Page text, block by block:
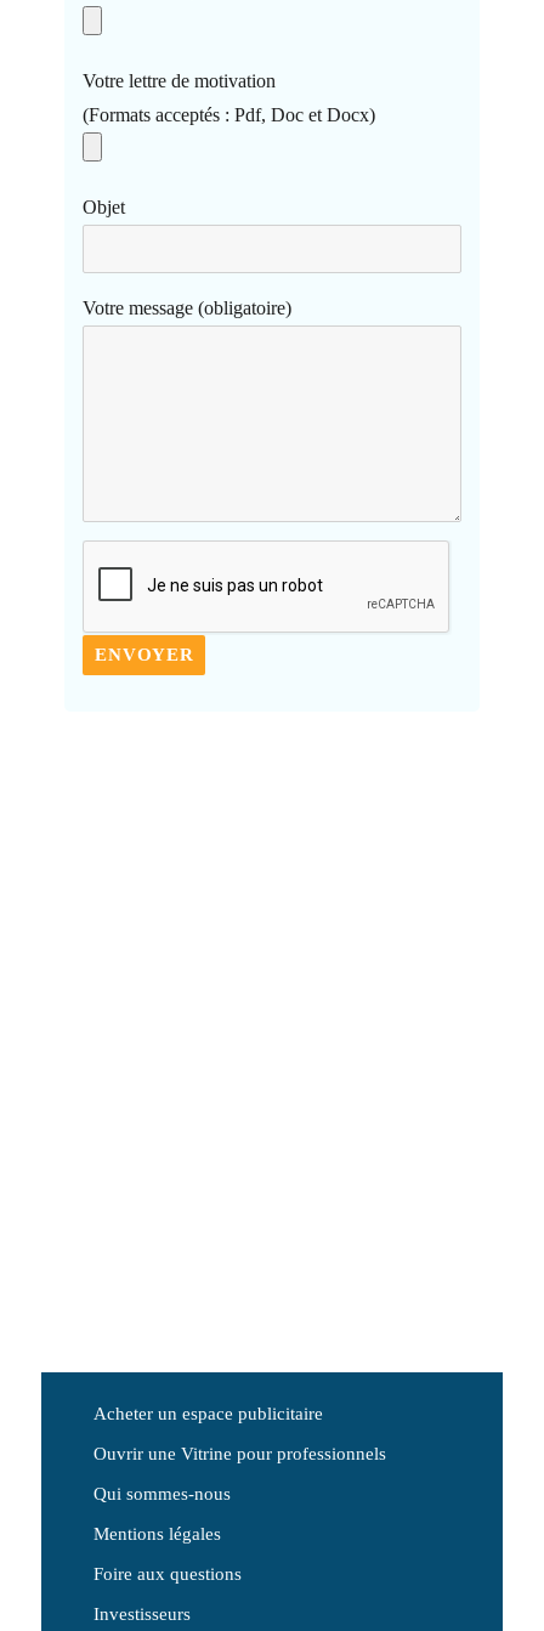
Votre lettre de motivation
(Formats acceptés : Pdf, Doc et Docx)
Objet
Votre message (obligatoire)
Acheter un espace publicitaire
Ouvrir une Vitrine pour professionnels
Qui sommes-nous
Mentions légales
Foire aux questions
Investisseurs